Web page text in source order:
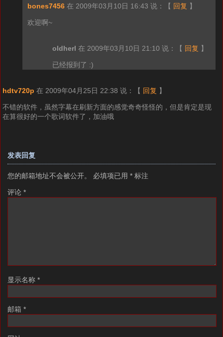
bones7456 在 2009年03月10日 16:43 说： 【 回复 】
欢迎啊~
oldherl 在 2009年03月10日 21:10 说： 【 回复 】
已经报到了 :)
hdtv720p 在 2009年04月25日 22:38 说： 【 回复 】
不错的软件，虽然字幕在刷新方面的感觉奇奇怪怪的，但是肯定是现
在算很好的一个歌词软件了，加油哦
发表回复
您的邮箱地址不会被公开。 必填项已用 * 标注
评论 *
显示名称 *
邮箱 *